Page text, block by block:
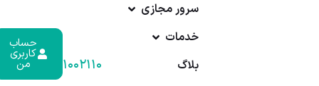
سرور مجازی
خدمات
بلاگ
۰۱۷-۹۱۰۰۲۱۱۰
حساب
کاربری
من